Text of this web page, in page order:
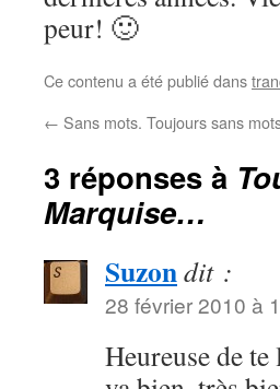
peur! 🙂
Ce contenu a été publié dans
← Sans mots. Toujours sans
3 réponses à
Marquise…
Suzondit :
28 février 2010 à
Heureuse de